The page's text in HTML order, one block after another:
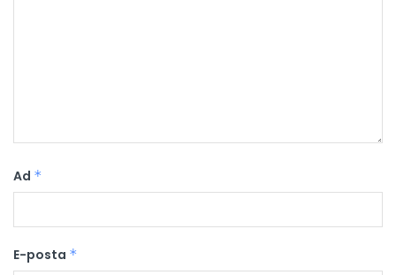
Ad *
E-posta *